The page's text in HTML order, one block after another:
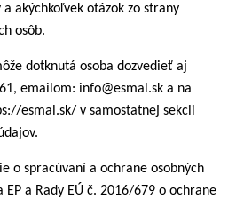
akýchkoľvek otázok zo strany
osôb.
dotknutá osoba dozvedieť aj
emailom: info@esmal.sk a na
esmal.sk/ v samostatnej sekcii
o spracúvaní a ochrane osobných
a Rady EÚ č. 2016/679 o ochrane